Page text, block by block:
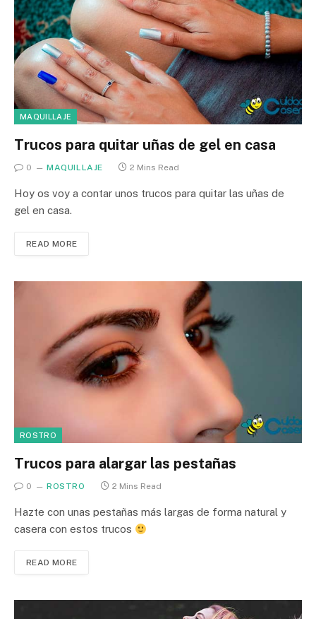
MAQUILLAJE
Trucos para quitar uñas de gel en casa
0 MAQUILLAJE 2 Mins Read
Hoy os voy a contar unos trucos para quitar las uñas de
gel en casa.
READ MORE
ROSTRO
Trucos para alargar las pestañas
0 ROSTRO 2 Mins Read
Hazte con unas pestañas más largas de forma natural y
casera con estos trucos
READ MORE